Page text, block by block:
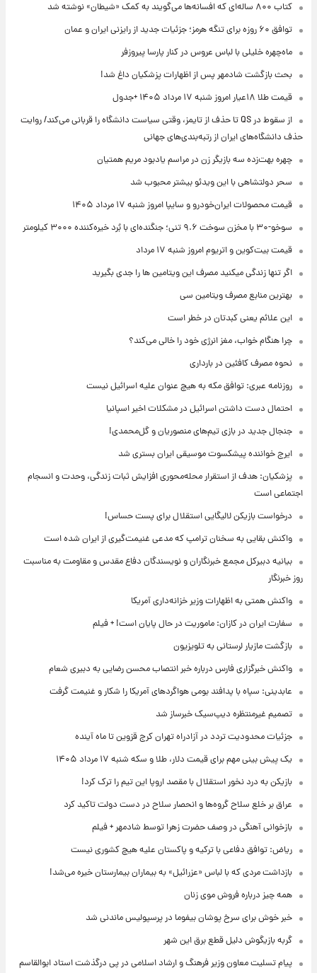
کتاب ۸۰۰ ساله‌ای که افسانه‌ها می‌گویند به کمک «شیطان» نوشته شد
توافق ۶۰ روزه برای تنگه هرمز؛ جزئیات جدید از رایزنی ایران و عمان
ماه‌چهره خلیلی با لباس عروس در کنار پارسا پیروزفر
بحث بازگشت شادمهر پس از اظهارات پزشکیان داغ شد!
قیمت طلا ۱۸عیار امروز شنبه ۱۷ مرداد ۱۴۰۵ +جدول
از سقوط در QS تا حذف از تایمز، وقتی سیاست دانشگاه را قربانی می‌کند/ روایت
حذف دانشگاه‌های ایران از رتبه‌بندی‌های جهانی
چهره بهت‌زده سه بازیگر زن در مراسم یادبود مریم همتیان
سحر دولتشاهی با این ویدئو بیشتر محبوب شد
قیمت محصولات ایران‌خودرو و سایپا امروز شنبه ۱۷ مرداد ۱۴۰۵
سوخو-۳۰ با مخزن سوخت ۹.۶ تنی؛ جنگنده‌ای با بُرد خیره‌کننده ۳۰۰۰ کیلومتر
قیمت بیت‌کوین و اتریوم امروز شنبه ۱۷ مرداد
اگر تنها زندگی میکنید مصرف این ویتامین ها را جدی بگیرید
بهترین منابع مصرف ویتامین سی
این علائم یعنی کبدتان در خطر است
چرا هنگام خواب، مغز انرژی خود را خالی می‌کند؟
نحوه مصرف کافئین در بارداری
روزنامه عبری: توافق مکه به هیچ عنوان علیه اسرائیل نیست
احتمال دست داشتن اسرائیل در مشکلات اخیر اسپانیا
جنجال جدید در بازی تیم‌های منصوریان و گل‌محمدی!
ایرج خواننده پیشکسوت موسیقی ایران بستری شد
پزشکیان: هدف از استقرار محله‌محوری افزایش ثبات زندگی، وحدت و انسجام
اجتماعی است
درخواست بازیکن لالیگایی استقلال برای پست حساس!
واکنش بقایی به سخنان ترامپ که مدعی غنیمت‌گیری از ایران شده است
بیانیه دبیرکل مجمع خبرنگاران و نویسندگان دفاع مقدس و مقاومت به مناسبت
روز خبرنگار
واکنش همتی به اظهارات وزیر خزانه‌داری آمریکا
سفارت ایران در کازان: ماموریت در حال پایان است! + فیلم
بازگشت مازیار لرستانی به تلویزیون
واکنش خبرگزاری فارس درباره خبر انتصاب محسن رضایی به دبیری شعام
عابدینی: سپاه با پدافند بومی هواگردهای آمریکا را شکار و غنیمت گرفت
تصمیم غیرمنتظره دیپ‌سیک خبرساز شد
جزئیات محدودیت تردد در آزادراه تهران کرج قزوین تا ماه آینده
یک پیش ‌بینی مهم برای قیمت دلار، طلا و سکه شنبه ۱۷ مرداد ۱۴۰۵
بازیکن به درد نخور استقلال با مقصد اروپا این تیم را ترک کرد!
عراق بر خلع سلاح گروه‌ها و انحصار سلاح در دست دولت تاکید کرد
بازخوانی آهنگی در وصف حضرت زهرا توسط شادمهر + فیلم
ریاض: توافق دفاعی با ترکیه و پاکستان علیه هیچ کشوری نیست
بازداشت مردی که با لباس «عزرائیل» به بیماران بیمارستان خیره می‌شد!
همه چیز درباره فروش موی زنان
خبر خوش برای سرخ پوشان بیفوما در پرسپولیس ماندنی شد
گربه بازیگوش دلیل قطع برق این شهر
پیام تسلیت معاون وزیر فرهنگ و ارشاد اسلامی در پی درگذشت استاد ابوالقاسم